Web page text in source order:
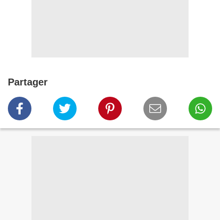
Partager